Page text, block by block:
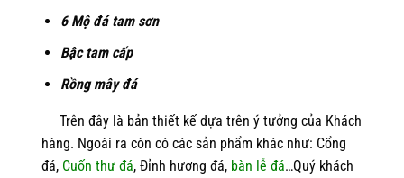
6 Mộ đá tam sơn
Bậc tam cấp
Rồng mây đá
Trên đây là bản thiết kế dựa trên ý tưởng của Khách
hàng. Ngoài ra còn có các sản phẩm khác như: Cổng
đá, Cuốn thư đá, Đỉnh hương đá, bàn lễ đá…Quý khách